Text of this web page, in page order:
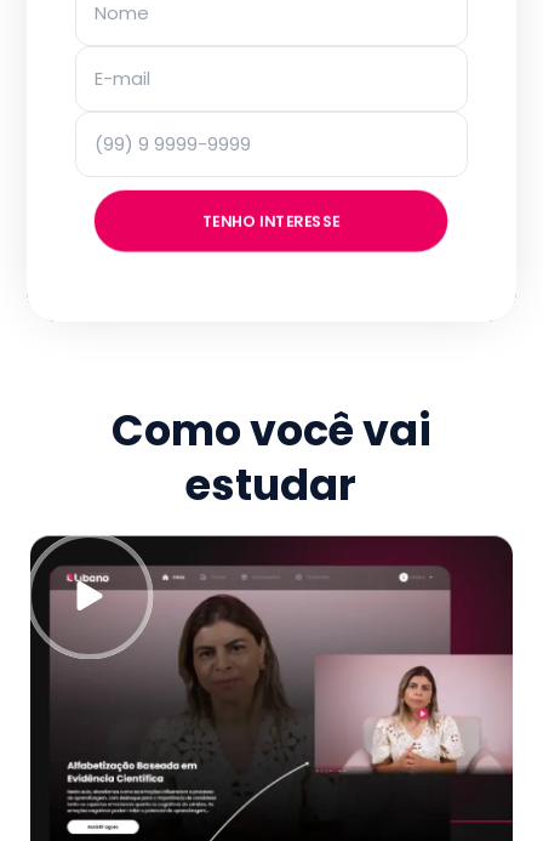
TENHO INTERESSE
Como você vai
estudar